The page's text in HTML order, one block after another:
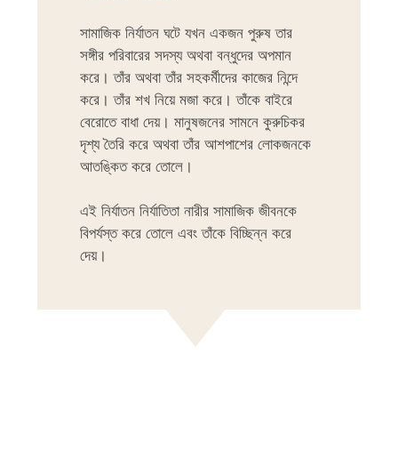
সামাজিক নির্যাতন ঘটে যখন একজন পুরুষ তার
সঙ্গীর পরিবারের সদস্য অথবা বন্ধুদের অপমান
করে। তাঁর অথবা তাঁর সহকর্মীদের কাজের নিন্দে
করে। তাঁর শখ নিয়ে মজা করে। তাঁকে বাইরে
বেরোতে বাধা দেয়। মানুষজনের সামনে কুরুচিকর
দৃশ্য তৈরি করে অথবা তাঁর আশপাশের লোকজনকে
আতঙ্কিত করে তোলে।
এই নির্যাতন নির্যাতিতা নারীর সামাজিক জীবনকে
বিপর্যস্ত করে তোলে এবং তাঁকে বিচ্ছিন্ন করে
দেয়।